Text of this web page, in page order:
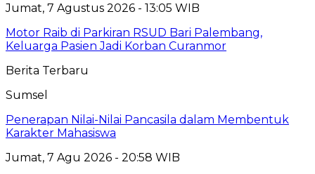
Jumat, 7 Agustus 2026 - 13:05 WIB
Motor Raib di Parkiran RSUD Bari Palembang,
Keluarga Pasien Jadi Korban Curanmor
Berita Terbaru
Sumsel
Penerapan Nilai-Nilai Pancasila dalam Membentuk
Karakter Mahasiswa
Jumat, 7 Agu 2026 - 20:58 WIB